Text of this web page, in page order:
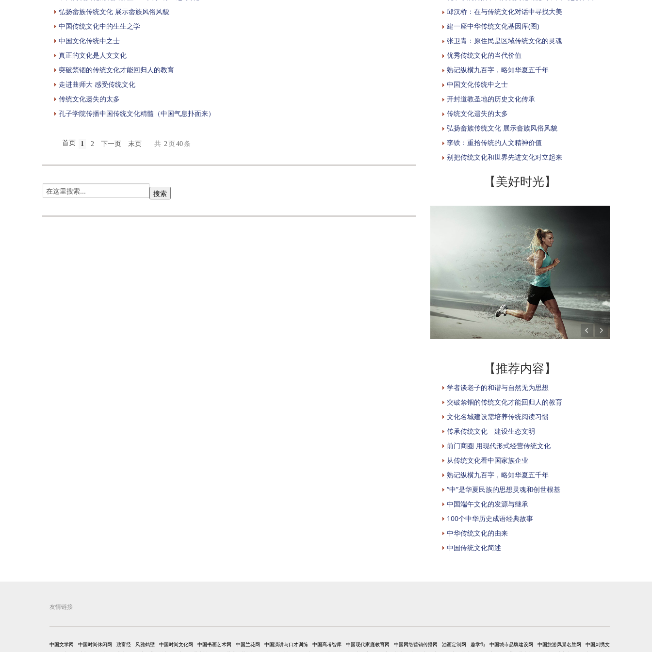
弘扬畲族传统文化 展示畲族风俗风貌
中国传统文化中的生生之学
中国文化传统中之士
真正的文化是人文文化
突破禁锢的传统文化才能回归人的教育
走进曲师大 感受传统文化
传统文化遗失的太多
孔子学院传播中国传统文化精髓（中国气息扑面来）
首页 1 2 下一页 末页 共 2 页40 条
邱汉桥：在与传统文化对话中寻找大美
建一座中华传统文化基因库(图)
张卫青：原住民是区域传统文化的灵魂
优秀传统文化的当代价值
熟记纵横九百字，略知华夏五千年
中国文化传统中之士
开封道教圣地的历史文化传承
传统文化遗失的太多
弘扬畲族传统文化 展示畲族风俗风貌
李铁：重拾传统的人文精神价值
别把传统文化和世界先进文化对立起来
【美好时光】
【推荐内容】
学者谈老子的和谐与自然无为思想
突破禁锢的传统文化才能回归人的教育
文化名城建设需培养传统阅读习惯
传承传统文化 建设生态文明
前门商圈 用现代形式经营传统文化
从传统文化看中国家族企业
熟记纵横九百字，略知华夏五千年
“中”是华夏民族的思想灵魂和创世根基
中国端午文化的发源与继承
100个中华历史成语经典故事
中华传统文化的由来
中国传统文化简述
友情链接
中国文学网 中国时尚休闲网 致富经 风雅鹤壁 中国时尚文化网 中国书画艺术网 中国兰花网 中国演讲与口才训练 中国高考智库 中国现代家庭教育网 中国网络营销传播网 油画定制网 趣学街 中国城市品牌建设网 中国旅游风景名胜网
中国刺绣文